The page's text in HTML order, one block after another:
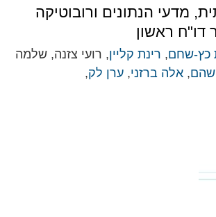
מדעי הנתונים ורובוטיקה
דו"ח ראשון
כץ-שחם, רינת קליין, רועי צזנה, שלמה
שהם, אלה ברזני, ערן לק,